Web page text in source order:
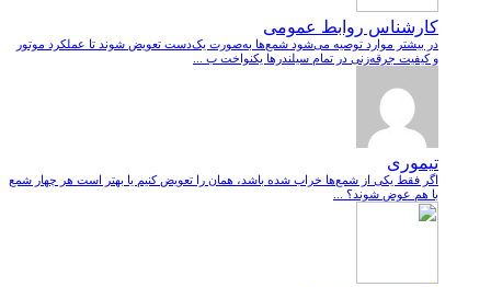
کارشناس روابط عمومی
در بیشتر موارد توصیه می‌شود شمع‌ها به‌صورت یک‌دست تعویض شوند تا عملکرد موتور
و کیفیت جرقه‌زنی در تمام سیلندرها یکنواخت ب ...
تیموری
اگر فقط یکی از شمع‌ها خراب شده باشد، همان را تعویض کنیم یا بهتر است هر چهار شمع
با هم عوض شوند؟ ...